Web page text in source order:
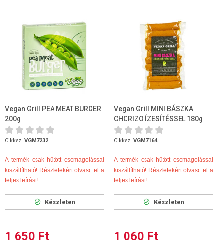
Vegan Grill PEA MEAT BURGER
200g
Cikksz. VGM7232
A termék csak hűtött csomagolással
kiszállítható! Részletekért olvasd el a
teljes leírást!
Készleten
1 650 Ft
Vegan Grill MINI BÁSZKA
CHORIZO ÍZESÍTÉSSEL 180g
Cikksz. VGM7164
A termék csak hűtött csomagolással
kiszállítható! Részletekért olvasd el a
teljes leírást!
Készleten
1 060 Ft